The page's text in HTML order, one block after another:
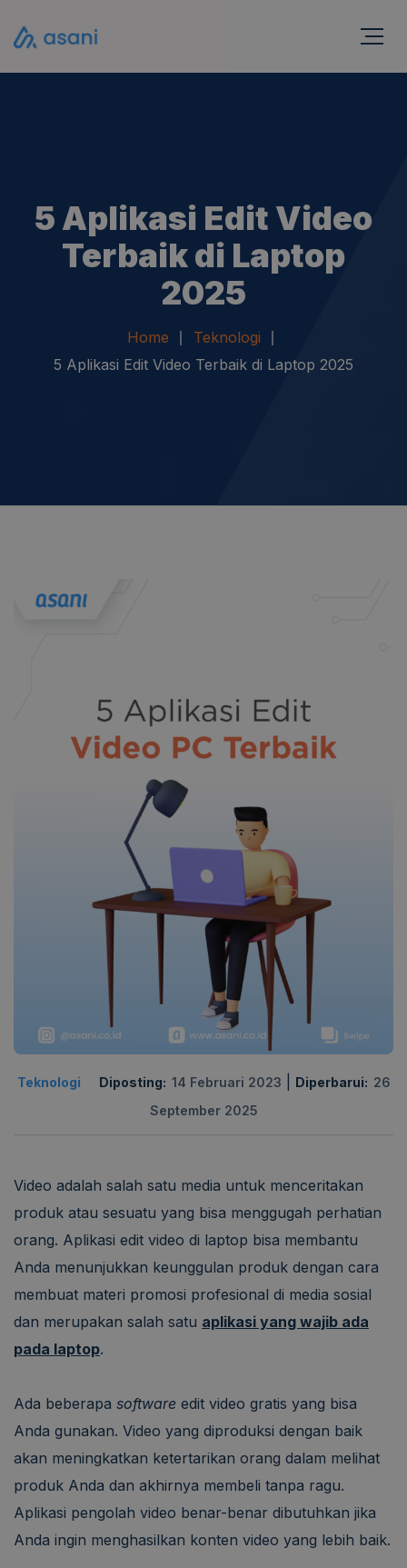
5 Aplikasi Edit Video
Terbaik di Laptop
2025
Home
Teknologi
5 Aplikasi Edit Video Terbaik di Laptop 2025
Teknologi Diposting: 14 Februari 2023 Diperbarui: 26
September 2025
Video adalah salah satu media untuk menceritakan
produk atau sesuatu yang bisa menggugah perhatian
orang. Aplikasi edit video di laptop bisa membantu
Anda menunjukkan keunggulan produk dengan cara
membuat materi promosi profesional di media sosial
dan merupakan salah satu aplikasi yang wajib ada
pada laptop.
Ada beberapa software edit video gratis yang bisa
Anda gunakan. Video yang diproduksi dengan baik
akan meningkatkan ketertarikan orang dalam melihat
produk Anda dan akhirnya membeli tanpa ragu.
Aplikasi pengolah video benar-benar dibutuhkan jika
Anda ingin menghasilkan konten video yang lebih baik.